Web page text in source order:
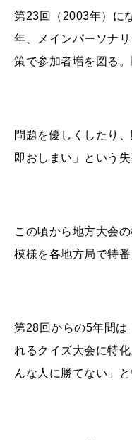
第23回（2003年）に
年、メインパーソナ
策で参加者増を図る
問題を優しくしたり
即おしまい」という
この頃から地方大会
模様を各地方局で特
第28回からの5年間は
れるクイズ大会に特
んな人に勝てない」